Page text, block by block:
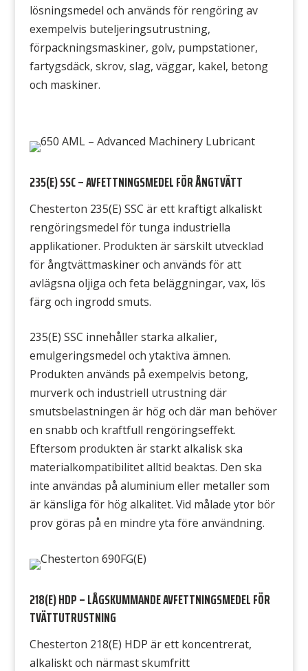
lösningsmedel och används för rengöring av
exempelvis buteljeringsutrustning,
förpackningsmaskiner, golv, pumpstationer,
fartygsdäck, skrov, slag, väggar, kakel, betong
och maskiner.
235(E) SSC – AVFETTNINGSMEDEL FÖR ÅNGTVÄTT
Chesterton 235(E) SSC är ett kraftigt alkaliskt
rengöringsmedel för tunga industriella
applikationer. Produkten är särskilt utvecklad
för ångtvättmaskiner och används för att
avlägsna oljiga och feta beläggningar, vax, lös
färg och ingrodd smuts.
235(E) SSC innehåller starka alkalier,
emulgeringsmedel och ytaktiva ämnen.
Produkten används på exempelvis betong,
murverk och industriell utrustning där
smutsbelastningen är hög och där man behöver
en snabb och kraftfull rengöringseffekt.
Eftersom produkten är starkt alkalisk ska
materialkompatibilitet alltid beaktas. Den ska
inte användas på aluminium eller metaller som
är känsliga för hög alkalitet. Vid målade ytor bör
prov göras på en mindre yta före användning.
218(E) HDP – LÅGSKUMMANDE AVFETTNINGSMEDEL FÖR
TVÄTTUTRUSTNING
Chesterton 218(E) HDP är ett koncentrerat,
alkaliskt och närmast skumfritt